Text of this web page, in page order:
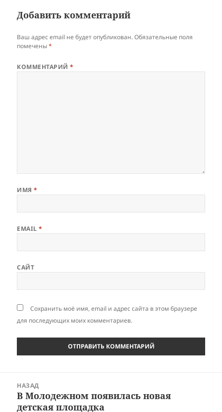
Добавить комментарий
Ваш адрес email не будет опубликован. Обязательные поля
помечены*
КОММЕНТАРИЙ*
ИМЯ*
EMAIL*
САЙТ
Сохранить моё имя, email и адрес сайта в этом браузере
для последующих моих комментариев.
записям
НАЗАД
Предыдущая
запись:
В Молодежном появилась новая
детская площадка